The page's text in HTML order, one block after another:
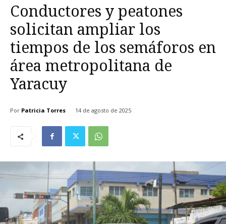
Conductores y peatones
solicitan ampliar los
tiempos de los semáforos en
área metropolitana de
Yaracuy
Por Patricia Torres 14 de agosto de 2025